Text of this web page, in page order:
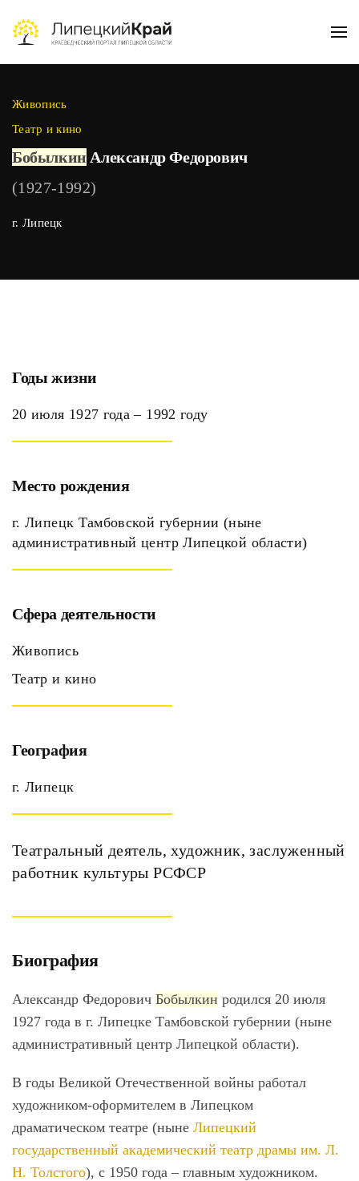
Skip to main content
Живопись
Театр и кино
Бобылкин Александр Федорович
(1927-1992)
г. Липецк
Театральный деятель, художник, заслуженный
работник культуры РСФСР
Биография
Александр Федорович Бобылкин родился 20 июля
1927 года в г. Липецке Тамбовской губернии (ныне
административный центр Липецкой области).
В годы Великой Отечественной войны работал
художником-оформителем в Липецком
драматическом театре (ныне Липецкий
государственный академический театр драмы им. Л.
Н. Толстого), с 1950 года – главным художником.
Годы жизни
20 июля 1927 года – 1992 году
Место рождения
г. Липецк Тамбовской губернии (ныне
административный центр Липецкой области)
Сфера деятельности
Живопись
Театр и кино
География
г. Липецк